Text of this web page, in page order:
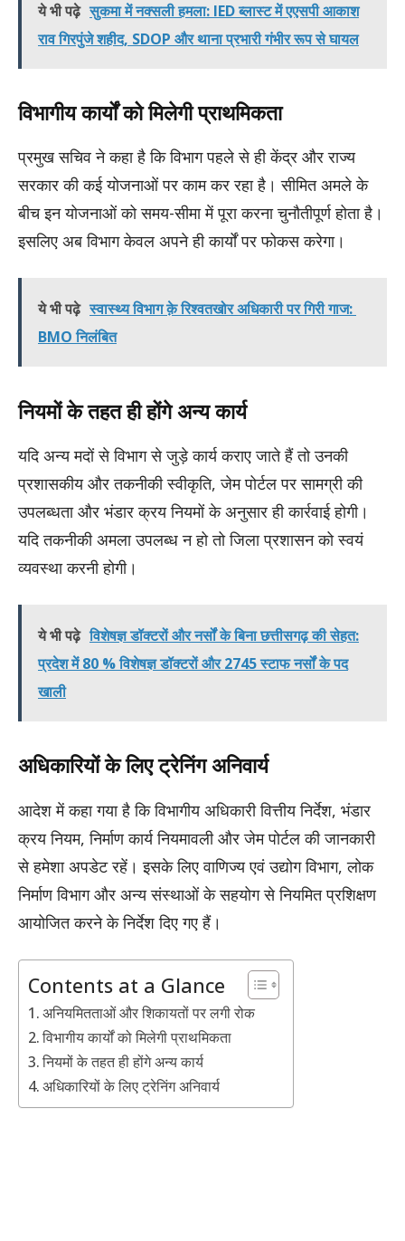
ये भी पढ़े सुकमा में नक्सली हमला: IED ब्लास्ट में एएसपी आकाश
राव गिरपुंजे शहीद, SDOP और थाना प्रभारी गंभीर रूप से घायल
विभागीय कार्यों को मिलेगी प्राथमिकता
प्रमुख सचिव ने कहा है कि विभाग पहले से ही केंद्र और राज्य
सरकार की कई योजनाओं पर काम कर रहा है। सीमित अमले के
बीच इन योजनाओं को समय-सीमा में पूरा करना चुनौतीपूर्ण होता है।
इसलिए अब विभाग केवल अपने ही कार्यों पर फोकस करेगा।
ये भी पढ़े स्वास्थ्य विभाग क़े रिश्वतखोर अधिकारी पर गिरी गाज:
BMO निलंबित
नियमों के तहत ही होंगे अन्य कार्य
यदि अन्य मदों से विभाग से जुड़े कार्य कराए जाते हैं तो उनकी
प्रशासकीय और तकनीकी स्वीकृति, जेम पोर्टल पर सामग्री की
उपलब्धता और भंडार क्रय नियमों के अनुसार ही कार्रवाई होगी।
यदि तकनीकी अमला उपलब्ध न हो तो जिला प्रशासन को स्वयं
व्यवस्था करनी होगी।
ये भी पढ़े विशेषज्ञ डॉक्टरों और नर्सों के बिना छत्तीसगढ़ की सेहत:
प्रदेश में 80 % विशेषज्ञ डॉक्टरों और 2745 स्टाफ नर्सों के पद
खाली
अधिकारियों के लिए ट्रेनिंग अनिवार्य
आदेश में कहा गया है कि विभागीय अधिकारी वित्तीय निर्देश, भंडार
क्रय नियम, निर्माण कार्य नियमावली और जेम पोर्टल की जानकारी
से हमेशा अपडेट रहें। इसके लिए वाणिज्य एवं उद्योग विभाग, लोक
निर्माण विभाग और अन्य संस्थाओं के सहयोग से नियमित प्रशिक्षण
आयोजित करने के निर्देश दिए गए हैं।
Contents at a Glance
अनियमितताओं और शिकायतों पर लगी रोक
विभागीय कार्यों को मिलेगी प्राथमिकता
नियमों के तहत ही होंगे अन्य कार्य
अधिकारियों के लिए ट्रेनिंग अनिवार्य